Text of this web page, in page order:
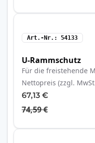
Art.-Nr. 54133
U-Rammschutz
Für die freistehende
Nettopreis (zzgl.
67,13 €
74,59 €